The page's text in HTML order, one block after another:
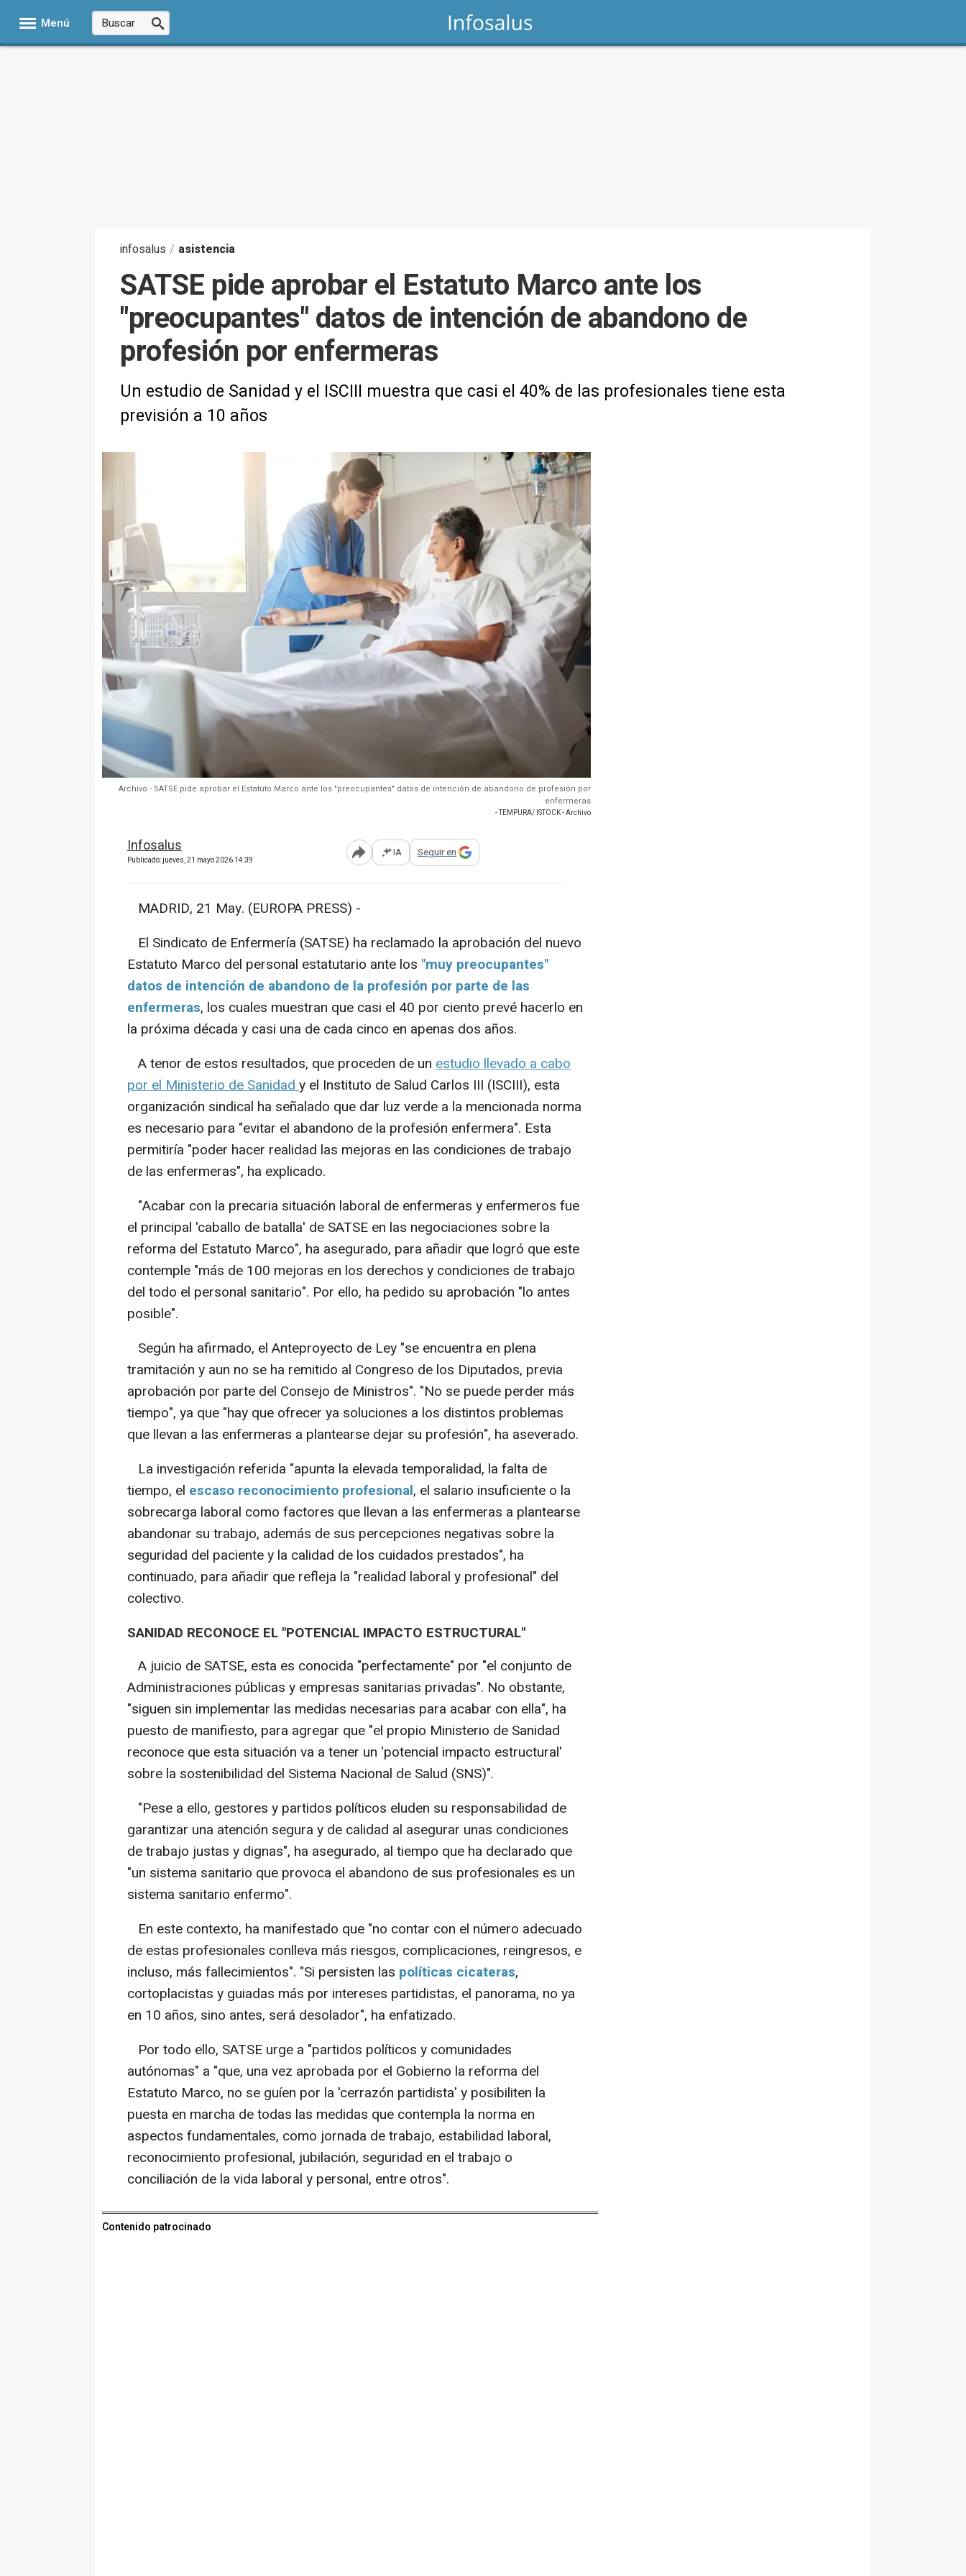
Menú
infosalus / asistencia
SATSE pide aprobar el Estatuto Marco ante los
"preocupantes" datos de intención de abandono de
profesión por enfermeras
Un estudio de Sanidad y el ISCIII muestra que casi el 40% de las profesionales tiene esta
previsión a 10 años
Archivo - SATSE pide aprobar el Estatuto Marco ante los "preocupantes" datos de intención de abandono de profesión por
enfermeras
- TEMPURA/ ISTOCK - Archivo
Infosalus
Publicado: jueves, 21 mayo 2026 14:39 Abrir opciones para compartir
IA Seguir en
MADRID, 21 May. (EUROPA PRESS) -
El Sindicato de Enfermería (SATSE) ha reclamado la aprobación del nuevo
Estatuto Marco del personal estatutario ante los "muy preocupantes"
datos de intención de abandono de la profesión por parte de las
enfermeras, los cuales muestran que casi el 40 por ciento prevé hacerlo en
la próxima década y casi una de cada cinco en apenas dos años.
A tenor de estos resultados, que proceden de un estudio llevado a cabo
por el Ministerio de Sanidady el Instituto de Salud Carlos III (ISCIII), esta
organización sindical ha señalado que dar luz verde a la mencionada norma
es necesario para "evitar el abandono de la profesión enfermera". Esta
permitiría "poder hacer realidad las mejoras en las condiciones de trabajo
de las enfermeras", ha explicado.
"Acabar con la precaria situación laboral de enfermeras y enfermeros fue
el principal 'caballo de batalla' de SATSE en las negociaciones sobre la
reforma del Estatuto Marco", ha asegurado, para añadir que logró que este
contemple "más de 100 mejoras en los derechos y condiciones de trabajo
del todo el personal sanitario". Por ello, ha pedido su aprobación "lo antes
posible".
Según ha afirmado, el Anteproyecto de Ley "se encuentra en plena
tramitación y aun no se ha remitido al Congreso de los Diputados, previa
aprobación por parte del Consejo de Ministros". "No se puede perder más
tiempo", ya que "hay que ofrecer ya soluciones a los distintos problemas
que llevan a las enfermeras a plantearse dejar su profesión", ha aseverado.
La investigación referida "apunta la elevada temporalidad, la falta de
tiempo, el escaso reconocimiento profesional, el salario insuficiente o la
sobrecarga laboral como factores que llevan a las enfermeras a plantearse
abandonar su trabajo, además de sus percepciones negativas sobre la
seguridad del paciente y la calidad de los cuidados prestados", ha
continuado, para añadir que refleja la "realidad laboral y profesional" del
colectivo.
SANIDAD RECONOCE EL "POTENCIAL IMPACTO ESTRUCTURAL"
A juicio de SATSE, esta es conocida "perfectamente" por "el conjunto de
Administraciones públicas y empresas sanitarias privadas". No obstante,
"siguen sin implementar las medidas necesarias para acabar con ella", ha
puesto de manifiesto, para agregar que "el propio Ministerio de Sanidad
reconoce que esta situación va a tener un 'potencial impacto estructural'
sobre la sostenibilidad del Sistema Nacional de Salud (SNS)".
"Pese a ello, gestores y partidos políticos eluden su responsabilidad de
garantizar una atención segura y de calidad al asegurar unas condiciones
de trabajo justas y dignas", ha asegurado, al tiempo que ha declarado que
"un sistema sanitario que provoca el abandono de sus profesionales es un
sistema sanitario enfermo".
En este contexto, ha manifestado que "no contar con el número adecuado
de estas profesionales conlleva más riesgos, complicaciones, reingresos, e
incluso, más fallecimientos". "Si persisten las políticas cicateras,
cortoplacistas y guiadas más por intereses partidistas, el panorama, no ya
en 10 años, sino antes, será desolador", ha enfatizado.
Por todo ello, SATSE urge a "partidos políticos y comunidades
autónomas" a "que, una vez aprobada por el Gobierno la reforma del
Estatuto Marco, no se guíen por la 'cerrazón partidista' y posibiliten la
puesta en marcha de todas las medidas que contempla la norma en
aspectos fundamentales, como jornada de trabajo, estabilidad laboral,
reconocimiento profesional, jubilación, seguridad en el trabajo o
conciliación de la vida laboral y personal, entre otros".
Contenido patrocinado